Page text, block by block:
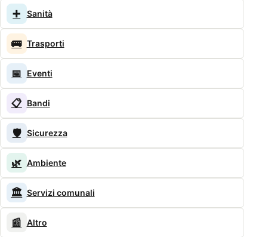
➕ Sanità
🚌 Trasporti
📅 Eventi
📋 Bandi
🛡️ Sicurezza
🌿 Ambiente
🏛️ Servizi comunali
📰 Altro